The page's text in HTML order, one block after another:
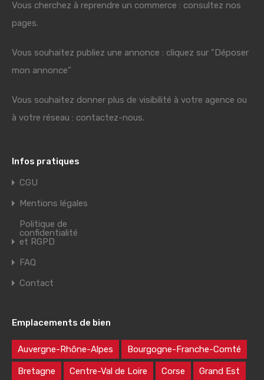
Vous cherchez à reprendre un commerce : consultez nos
pages.
Vous souhaitez publiez une annonce : cliquez sur "Déposer
mon annonce"
Vous souhaitez donner plus de visibilité à votre agence ou
à votre réseau : contactez-nous.
Infos pratiques
CGU
Mentions légales
Politique de
confidentialité
et RGPD
FAQ
Contact
Emplacements de bien
Auvergne-Rhône-Alpes Bourgogne-Franche-Comté
Bretagne Centre-Val de Loire Corse Grand Est